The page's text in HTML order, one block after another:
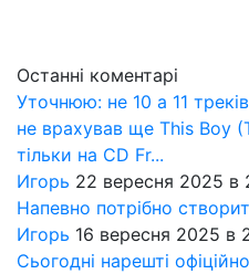
Останні коментарі
Уточнюю: не 10 а 11
не врахував ще This Boy
тільки на CD Fr...
Игорь 22 вересня 2025 в
Напевно потрібно
Игорь 16 вересня 2025 в
Сьогодні нарешті